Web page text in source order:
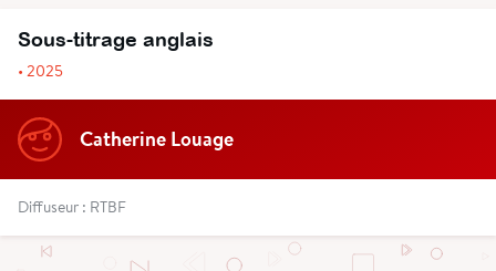
Sous-titrage anglais
• 2025
Catherine Louage
Diffuseur : RTBF